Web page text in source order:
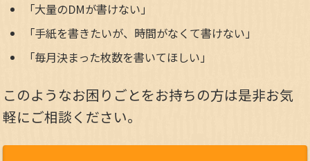
「大量のDMが書けない」
「手紙を書きたいが、時間がなくて書けない」
「毎月決まった枚数を書いてほしい」
このようなお困りごとをお持ちの方は是非お気
軽にご相談ください。